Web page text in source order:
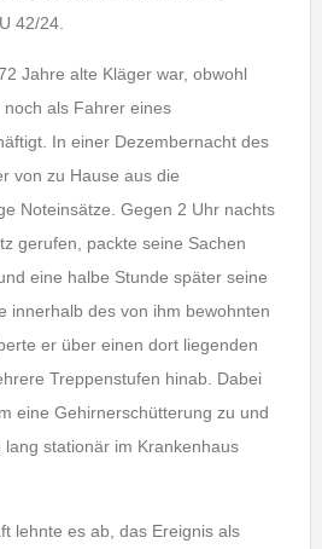
42/24.
Jahre alte Kläger war, obwohl
als Fahrer eines
In einer Dezembernacht des
von zu Hause aus die
Noteinsätze. Gegen 2 Uhr nachts
gerufen, packte seine Sachen
eine halbe Stunde später seine
innerhalb des von ihm bewohnten
er über einen dort liegenden
Treppenstufen hinab. Dabei
eine Gehirnerschütterung zu und
stationär im Krankenhaus
lehnte es ab, das Ereignis als